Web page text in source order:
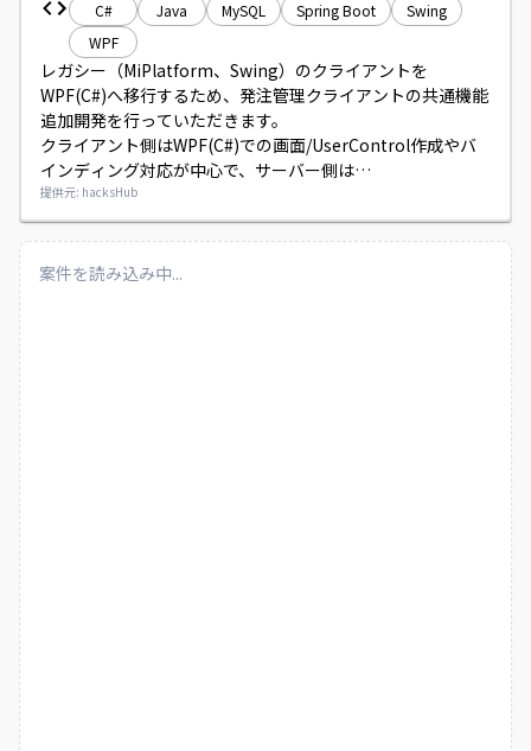
C# Java MySQL Spring Boot
Swing
WPF
レガシー（MiPlatform、Swing）のクライアントを
WPF(C#)へ移行するため、発注管理クライアントの共通機能
追加開発を行っていただきます。
クライアント側はWPF(C#)での画面/UserControl作成やバ
インディング対応が中心で、サーバー側は
SpringBoot(Java)との連携受け渡しが発生します。
外部設計（画面レイアウトや外部仕様書の作成）はExcelを
用いて行っていただきます。
提供元: hacksHub
案件を読み込み中...